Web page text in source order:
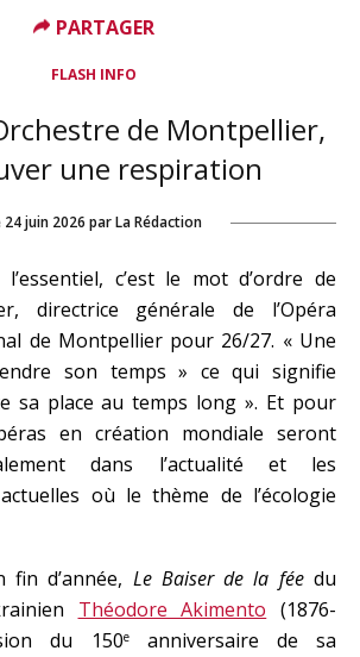
FLASH INFO
de Montpellier,
une respiration
24 juin 2026 parLa Rédaction
c’est le mot d’ordre de
directrice générale de l’Opéra
de Montpellier pour 26/27. « Une
son temps » ce qui signifie
sa place au temps long ». Et pour
en création mondiale seront
dans l’actualité et les
où le thème de l’écologie
fin d’année, Le Baiser de la féedu
Théodore Akimento (1876-
du 150eanniversaire de sa
PARTAGER